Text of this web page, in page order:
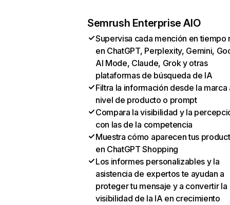
Semrush Enterprise AIO
Supervisa cada mención en tiempo
en ChatGPT, Perplexity, Gemini,
AI Mode, Claude, Grok y otras
plataformas de búsqueda de IA
Filtra la información desde la marca
nivel de producto o prompt
Compara la visibilidad y la
con las de la competencia
Muestra cómo aparecen tus
en ChatGPT Shopping
Los informes personalizables y la
asistencia de expertos te ayudan a
proteger tu mensaje y a convertir la
visibilidad de la IA en crecimiento